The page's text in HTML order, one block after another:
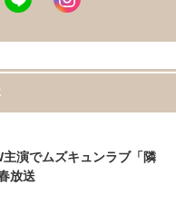
演でムズキュンラブ「隣
放送